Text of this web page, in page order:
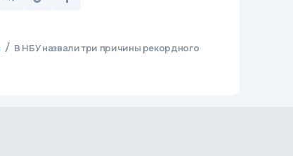
/ В НБУ назвали три причины рекордного